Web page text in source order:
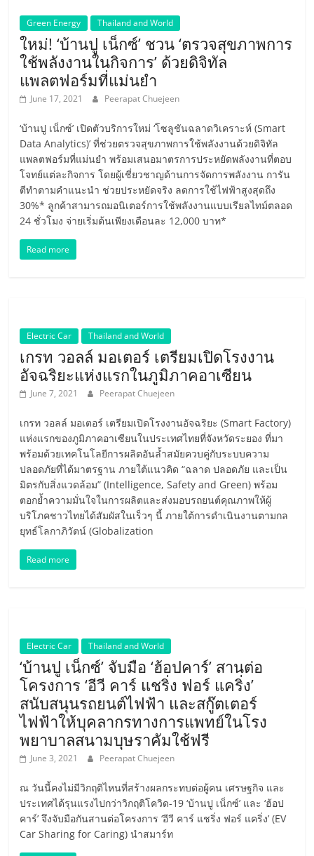
พลังงาน
ไฟฟ้า
หมุนเวียน
เว็บไซต์
เทคโนโลยี
รถยนต์
พลังงาน
ไฟฟ้า
เครื่อง
บิน
พลังงาน
ไฟฟ้า
เคลื่อน
อัตโนมัติ
Self-
Driving
Car
พลังงาน
ไฟฟ้า
หมุนเวียน
Green Energy Thailand and World
ใหม่! ‘บ้านปู เน็กซ์’ ชวน ‘ตรวจสุขภาพการ
ใช้พลังงานในกิจการ’ ด้วยดิจิทัล
แพลตฟอร์มที่แม่นยำ
June 17, 2021 Peerapat Chuejeen
‘บ้านปู เน็กซ์’ เปิดตัวบริการใหม่ ‘โซลูชันฉลาดวิเคราะห์ (Smart
Data Analytics)’ ที่ช่วยตรวจสุขภาพการใช้พลังงานด้วยดิจิทัล
แพลตฟอร์มที่แม่นยำ พร้อมเสนอมาตรการประหยัดพลังงานที่ตอบ
โจทย์แต่ละกิจการ โดยผู้เชี่ยวชาญด้านการจัดการพลังงาน การัน
ตีทำตามคำแนะนำ ช่วยประหยัดจริง ลดการใช้ไฟฟ้าสูงสุดถึง
30%* ลูกค้าสามารถมอนิเตอร์การใช้พลังงานแบบเรียลไทม์ตลอด
24 ชั่วโมง จ่ายเริ่มต้นเพียงเดือนละ 12,000 บาท*
Read more
Electric Car Thailand and World
เกรท วอลล์ มอเตอร์ เตรียมเปิดโรงงาน
อัจฉริยะแห่งแรกในภูมิภาคอาเซียน
June 7, 2021 Peerapat Chuejeen
เกรท วอลล์ มอเตอร์ เตรียมเปิดโรงงานอัจฉริยะ (Smart Factory)
แห่งแรกของภูมิภาคอาเซียนในประเทศไทยที่จังหวัดระยอง ที่มา
พร้อมด้วยเทคโนโลยีการผลิตอันล้ำสมัยควบคู่กับระบบความ
ปลอดภัยที่ได้มาตรฐาน ภายใต้แนวคิด “ฉลาด ปลอดภัย และเป็น
มิตรกับสิ่งแวดล้อม” (Intelligence, Safety and Green) พร้อม
ตอกย้ำความมั่นใจในการผลิตและส่งมอบรถยนต์คุณภาพให้ผู้
บริโภคชาวไทยได้สัมผัสในเร็วๆ นี้ ภายใต้การดำเนินงานตามกล
ยุทธ์โลกาภิวัตน์ (Globalization
Read more
Electric Car Thailand and World
‘บ้านปู เน็กซ์’ จับมือ ‘ฮ้อปคาร์’ สานต่อ
โครงการ ‘อีวี คาร์ แชริ่ง ฟอร์ แคริ่ง’
สนับสนุนรถยนต์ไฟฟ้า และสกู๊ตเตอร์
ไฟฟ้าให้บุคลากรทางการแพทย์ในโรง
พยาบาลสนามบุษราคัมใช้ฟรี
June 3, 2021 Peerapat Chuejeen
ณ วันนี้คงไม่มีวิกฤติไหนที่สร้างผลกระทบต่อผู้คน เศรษฐกิจ และ
ประเทศได้รุนแรงไปกว่าวิกฤติโควิด-19 ‘บ้านปู เน็กซ์’ และ ‘ฮ้อป
คาร์’ จึงจับมือกันสานต่อโครงการ ‘อีวี คาร์ แชริ่ง ฟอร์ แคริ่ง’ (EV
Car Sharing for Caring) นำสมาร์ท